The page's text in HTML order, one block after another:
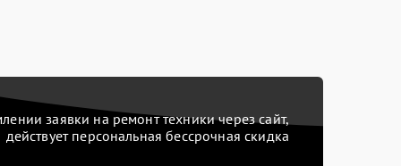
заявки на ремонт техники через сайт,
действует персональная бессрочная скидка